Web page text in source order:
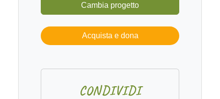
Cambia progetto
Acquista e dona
CONDIVIDI